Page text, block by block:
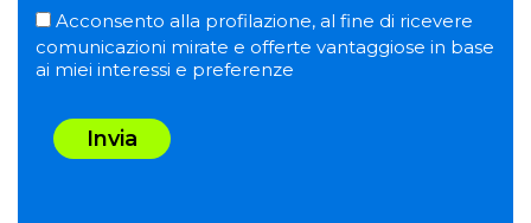
Acconsento alla profilazione, al fine di ricevere
comunicazioni mirate e offerte vantaggiose in base
ai miei interessi e preferenze
Invia